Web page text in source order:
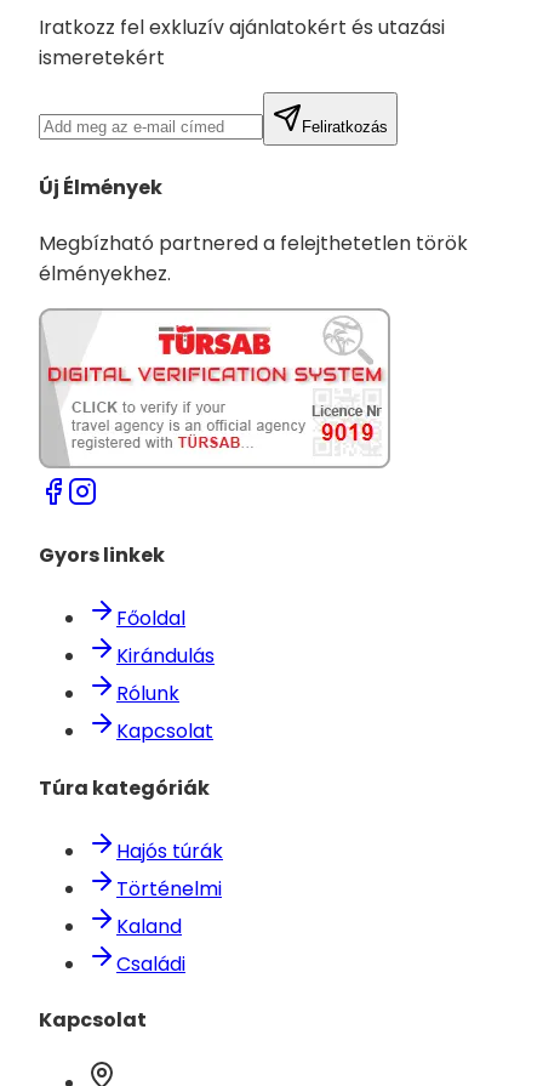
Iratkozz fel exkluzív ajánlatokért és utazási
ismeretekért
Feliratkozás
Új Élmények
Megbízható partnered a felejthetetlen török
élményekhez.
Gyors linkek
Főoldal
Kirándulás
Rólunk
Kapcsolat
Túra kategóriák
Hajós túrák
Történelmi
Kaland
Családi
Kapcsolat